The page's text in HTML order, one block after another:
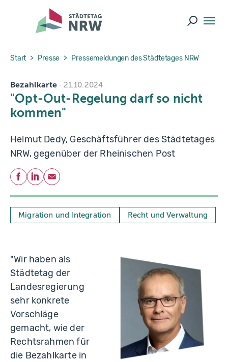
Skip to main navigation
Skip to main content
Skip to page footer
Suche
You are here:
Start Presse Pressemeldungen des Städtetages NRW
Bezahlkarte 21.10.2024
"Opt-Out-Regelung darf so nicht
kommen"
Helmut Dedy, Geschäftsführer des Städtetages
NRW, gegenüber der Rheinischen Post
Teilen
Facebook
LinkedIn
E-Mail
Migration und Integration Recht und Verwaltung
"Wir haben als
Städtetag der
Landesregierung
sehr konkrete
Vorschläge
gemacht, wie der
Rechtsrahmen für
die Bezahlkarte in